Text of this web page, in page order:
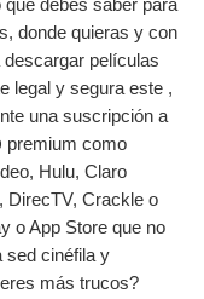
debes saber para
donde quieras y con
películas
legal y segura este ,
una suscripción a
Hulu, Claro
DirecTV, Crackle o
o App Store que no
sed cinéfila y
más trucos?